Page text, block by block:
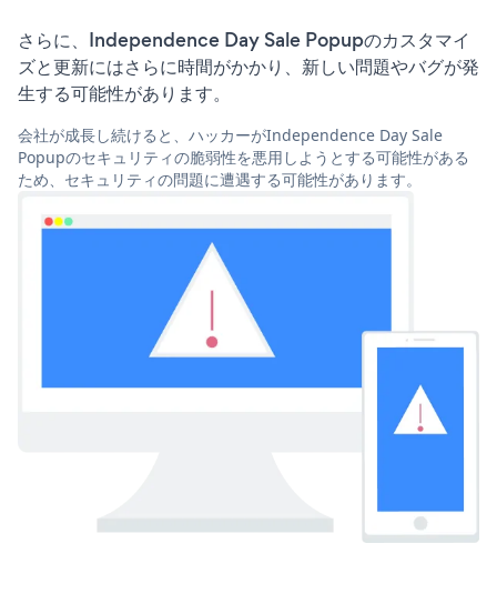
さらに、Independence Day Sale Popupのカスタマイ
ズと更新にはさらに時間がかかり、新しい問題やバグが発
生する可能性があります。
会社が成長し続けると、ハッカーがIndependence Day Sale
Popupのセキュリティの脆弱性を悪用しようとする可能性がある
ため、セキュリティの問題に遭遇する可能性があります。